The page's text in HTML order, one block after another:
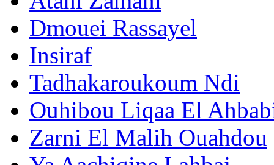
Dmouei Rassayel
Insiraf
Tadhakaroukoum Ndi
Ouhibou Liqaa El
Zarni El Malih Ouahdou